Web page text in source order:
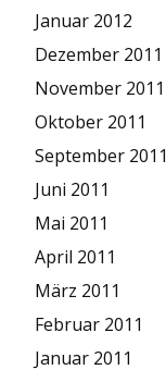
Januar 2012
Dezember 2011
November 2011
Oktober 2011
September 2011
Juni 2011
Mai 2011
April 2011
März 2011
Februar 2011
Januar 2011